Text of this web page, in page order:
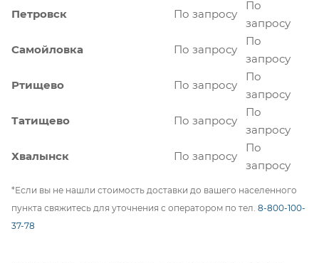
Петровск
По запросу
По
запросу
Самойловка
По запросу
По
запросу
Ртищево
По запросу
По
запросу
Татищево
По запросу
По
запросу
Хвалынск
По запросу
По
запросу
*Если вы не нашли стоимость доставки до вашего населенного
пункта свяжитесь для уточнения с оператором по тел. 8-800-100-
37-78